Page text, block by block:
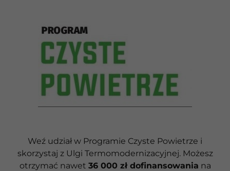
Weź udział w Programie Czyste Powietrze i
skorzystaj z Ulgi Termomodernizacyjnej. Możesz
otrzymać nawet 36 000 zł dofinansowania na